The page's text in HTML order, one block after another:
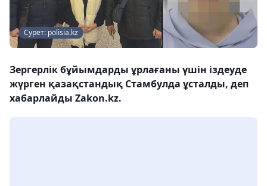
Сурет: polisia.kz
Зергерлік бұйымдарды ұрлағаны үшін іздеуде
жүрген қазақстандық Стамбулда ұсталды, деп
хабарлайды Zakon.kz.